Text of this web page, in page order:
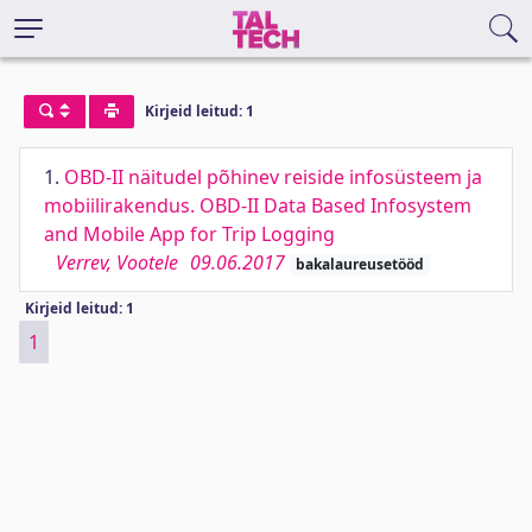
Kirjeid leitud: 1
1. OBD-II näitudel põhinev reiside infosüsteem ja
mobiilirakendus. OBD-II Data Based Infosystem
and Mobile App for Trip Logging
Verrev, Vootele 09.06.2017 bakalaureusetööd
Kirjeid leitud: 1
1